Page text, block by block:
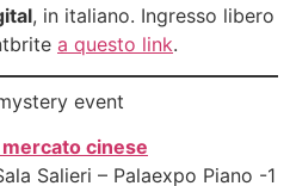
, in italiano. Ingresso libero
a questo link.
event
cinese
Salieri – Palaexpo Piano -1